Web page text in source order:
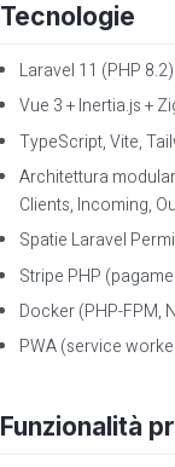
Tecnologie
Laravel 11 (PHP 8.2)
Vue 3 + Inertia.js +
TypeScript, Vite,
Architettura
Clients, Incoming,
Spatie Laravel
Stripe PHP
Docker (PHP-FPM,
PWA (service
Funzionalità